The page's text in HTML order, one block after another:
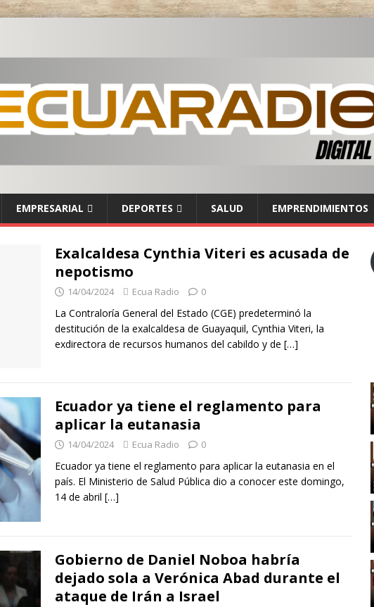
EMPRESARIAL DEPORTES SALUD EMPRENDIMIENTOS
Exalcaldesa Cynthia Viteri es acusada de
nepotismo
14/04/2024 Ecua Radio 0
La Contraloría General del Estado (CGE) predeterminó la
destitución de la exalcaldesa de Guayaquil, Cynthia Viteri, la
exdirectora de recursos humanos del cabildo y de […]
Ecuador ya tiene el reglamento para
aplicar la eutanasia
14/04/2024 Ecua Radio 0
Ecuador ya tiene el reglamento para aplicar la eutanasia en el
país. El Ministerio de Salud Pública dio a conocer este domingo,
14 de abril […]
Gobierno de Daniel Noboa habría
dejado sola a Verónica Abad durante el
ataque de Irán a Israel